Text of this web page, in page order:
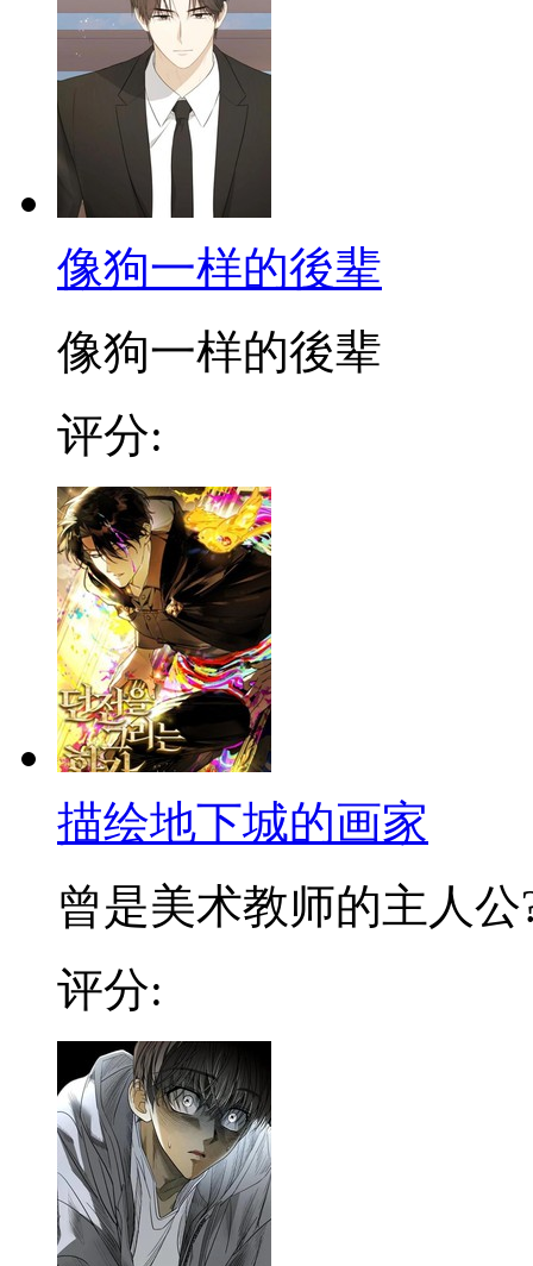
像狗一样的後辈
像狗一样的後辈
评分:
描绘地下城的画家
曾是美术教师的主人公
评分: